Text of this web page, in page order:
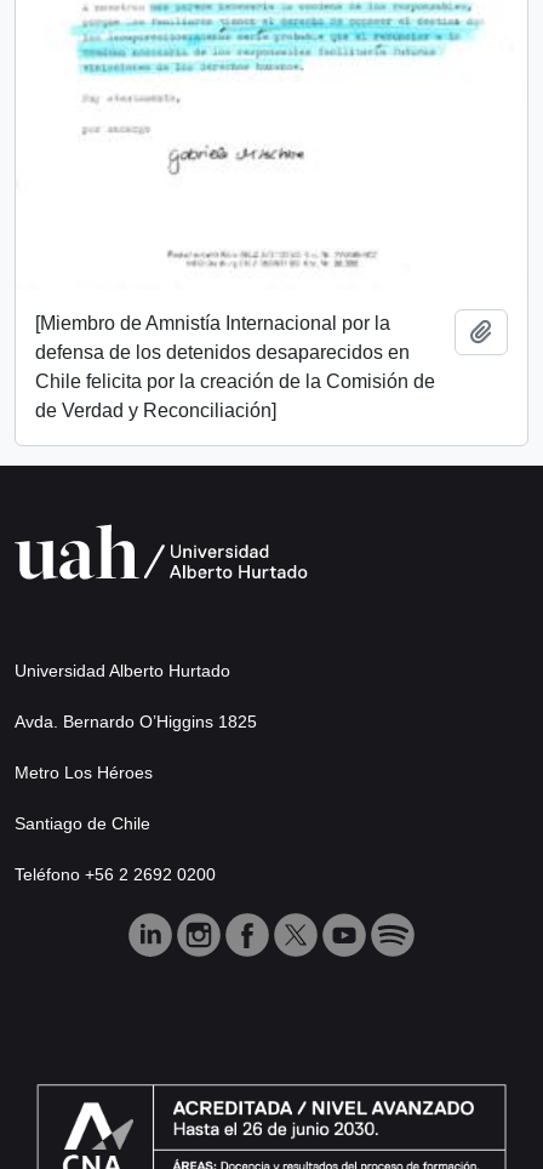
[Miembro de Amnistía Internacional por la
defensa de los detenidos desaparecidos en
Chile felicita por la creación de la Comisión de
de Verdad y Reconciliación]
Universidad Alberto Hurtado
Avda. Bernardo O’Higgins 1825
Metro Los Héroes
Santiago de Chile
Teléfono +56 2 2692 0200